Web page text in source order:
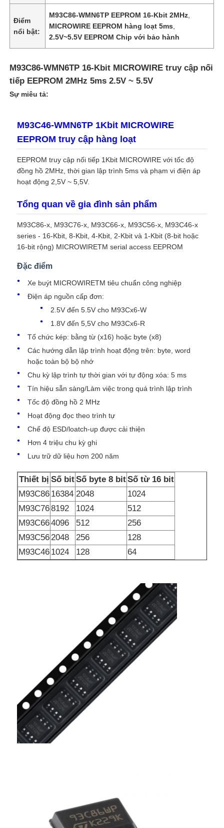
Về chúng tôi
Kiểm soát chất lượng
Liên hệ
Tin tức
Các vụ án
Đơn vị vi điều khiển MCU
hệ thống soc trên chip
CPLD PLD
Máy phát hiện nhiệt hồng ngoại
Chip vi mạch DSP
Chip bộ nhớ DRAM
Chip Eeprom
Chip PSRAM
Chip SRAM
Các mạch tích hợp RF
Linh kiện điện tử
Mô hình tần số vô tuyến
Điểm
nổi bật:
M93C86-WMN6TP EEPROM 16-Kbit 2MHz
MICROWIRE EEPROM hàng loạt 5ms
2.5V~5.5V EEPROM Chip với bảo hành
M93C86-WMN6TP 16-Kbit MICROWIRE truy cập nối
tiếp EEPROM 2MHz 5ms 2.5V ~ 5.5V
Sự miêu tả:
M93C46-WMN6TP 1Kbit MICROWIRE
EEPROM truy cập hàng loạt
EEPROM truy cập nối tiếp 1Kbit MICROWIRE với tốc độ
đồng hồ 2MHz, thời gian lập trình 5ms và phạm vi điện áp
hoạt động 2,5V ~ 5,5V.
Tổng quan về gia đình sản phẩm
M93C86-x, M93C76-x, M93C66-x, M93C56-x, M93C46-x
series - 16-Kbit, 8-Kbit, 4-Kbit, 2-Kbit và 1-Kbit (8-bit hoặc
16-bit rộng) MICROWIRETM serial access EEPROM
Đặc điểm
Xe buýt MICROWIRETM tiêu chuẩn công nghiệp
Điện áp nguồn cấp đơn:
2.5V đến 5.5V cho M93Cx6-W
1.8V đến 5,5V cho M93Cx6-R
Tổ chức kép: bằng từ (x16) hoặc byte (x8)
Các hướng dẫn lập trình hoạt động trên: byte, word
hoặc toàn bộ bộ nhớ
Chu kỳ lập trình tự thời gian với tự động xóa: 5 ms
Tín hiệu sẵn sàng/Làm việc trong quá trình lập trình
Tốc độ đồng hồ 2 MHz
Hoạt động đọc theo trình tự
Chế độ ESD/loatch-up được cải thiện
Hơn 4 triệu chu kỳ ghi
Lưu trữ dữ liệu hơn 200 năm
Thiết bị Số bitSố byte 8 bitSố từ 16 bit
M93C86 16384 2048
1024
M93C768192 1024
512
M93C664096 512
256
M93C56 2048 256
128
M93C46 1024 128 64